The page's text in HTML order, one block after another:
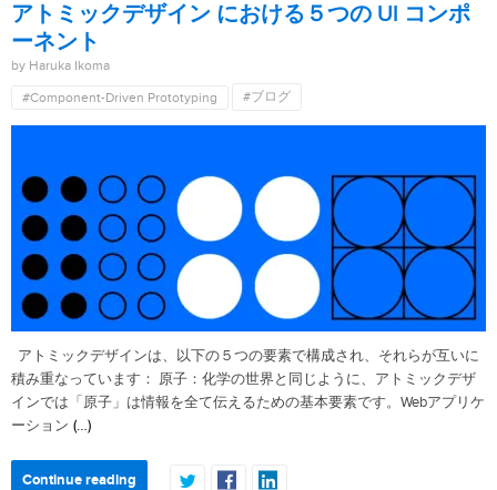
アトミックデザイン における５つの UI コンポ
ーネント
by Haruka Ikoma
#Component-Driven Prototyping #ブログ
アトミックデザインは、以下の５つの要素で構成され、それらが互いに
積み重なっています： 原子：化学の世界と同じように、アトミックデザ
インでは「原子」は情報を全て伝えるための基本要素です。Webアプリケ
ーション (…)
Continue reading